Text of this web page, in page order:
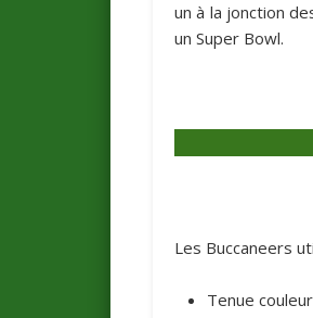
un à la jonction
un Super Bowl.
Les Buccaneers
Tenue